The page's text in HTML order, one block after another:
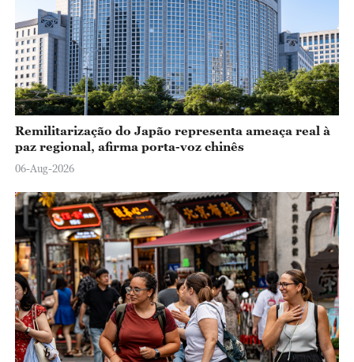
Remilitarização do Japão representa ameaça real à
paz regional, afirma porta-voz chinês
06-Aug-2026